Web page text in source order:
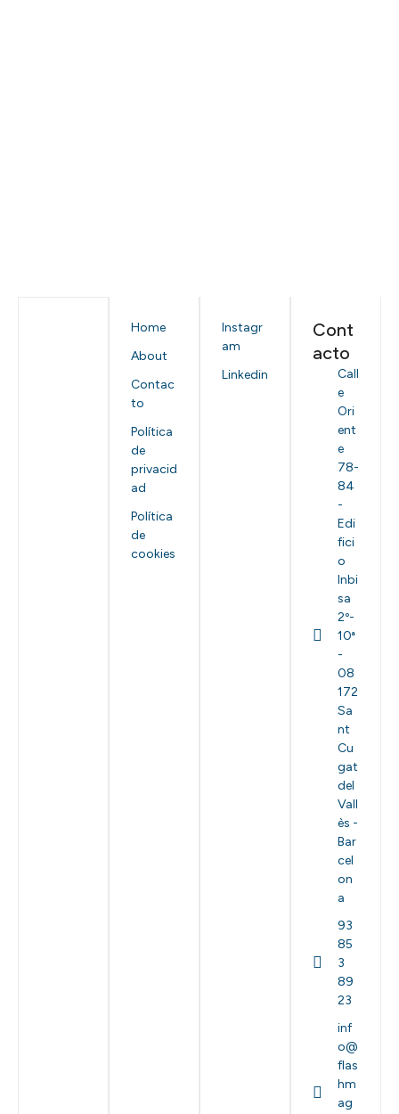
Home
About
Contac
to
Política
de
privacid
ad
Política
de
cookies
Instagr
am
Linkedin
Cont
acto
Call
e
Ori
ent
e
78-
84
-
Edi
fici
o
Inbi
sa
2º-
10ª
-
08
172
Sa
nt
Cu
gat
del
Vall
ès -
Bar
cel
on
a
93
85
3
89
23
inf
o@
flas
hm
ag